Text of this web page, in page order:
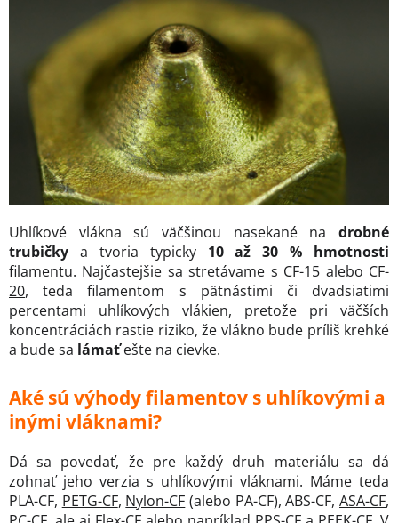
Uhlíkové vlákna sú väčšinou nasekané na drobné
trubičky a tvoria typicky 10 až 30 % hmotnosti
filamentu. Najčastejšie sa stretávame s CF-15 alebo CF-
20, teda filamentom s pätnástimi či dvadsiatimi
percentami uhlíkových vlákien, pretože pri väčších
koncentráciách rastie riziko, že vlákno bude príliš krehké
a bude sa lámaťešte na cievke.
Aké sú výhody filamentov s uhlíkovými a
inými vláknami?
Dá sa povedať, že pre každý druh materiálu sa dá
zohnať jeho verzia s uhlíkovými vláknami. Máme teda
PLA-CF, PETG-CF, Nylon-CF (alebo PA-CF), ABS-CF,ASA-CF,